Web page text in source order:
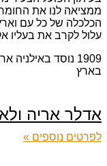
ממציאה לנו את
הכלכלה של כל עם
עלול לקרב את בעליו
1909 נוסד
בארץ
אדלר אריה
לפרטים נוספים »